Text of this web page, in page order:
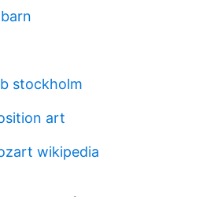
stockholm
art
wikipedia